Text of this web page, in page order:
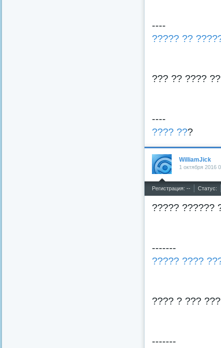
----
????? ??
??? ?? ????
----
???? ???
WilliamJick
1 октября 2016
Регистрация: -- Статус:
????? ??????
-------
????? ????
???? ? ???
-------